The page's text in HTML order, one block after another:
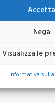
Accetta
Nega
Visualizza le
Informativa sulla
da